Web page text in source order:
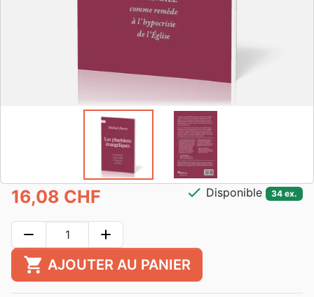
16,08 CHF check Disponible 34 ex.
remove add
shopping_cart AJOUTER AU PANIER